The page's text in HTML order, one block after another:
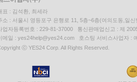
표 : 김석환, 최세라
소 : 서울시 영등포구 은행로 11, 5층~6층(여의도동,일신
업자등록번호 : 229-81-37000 통신판매업신고 : 제
메일 : yes24help@yes24.com 호스팅 서비스사업자 :
ⓒ YES24 Corp. All Rights Reserved.